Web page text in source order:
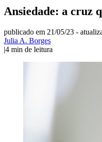
Ansiedade: a cruz
publicado em 21/05/23 -
Julia A. Borges
|4 min de leitura